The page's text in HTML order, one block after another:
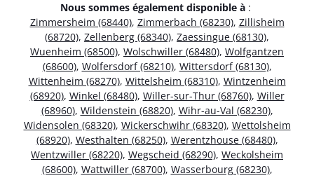
Nous sommes également disponible à :
Zimmersheim (68440), Zimmerbach (68230), Zillisheim
(68720), Zellenberg (68340), Zaessingue (68130),
Wuenheim (68500), Wolschwiller (68480), Wolfgantzen
(68600), Wolfersdorf (68210), Wittersdorf (68130),
Wittenheim (68270), Wittelsheim (68310), Wintzenheim
(68920), Winkel (68480), Willer-sur-Thur (68760), Willer
(68960), Wildenstein (68820), Wihr-au-Val (68230),
Widensolen (68320), Wickerschwihr (68320), Wettolsheim
(68920), Westhalten (68250), Werentzhouse (68480),
Wentzwiller (68220), Wegscheid (68290), Weckolsheim
(68600), Wattwiller (68700), Wasserbourg (68230),